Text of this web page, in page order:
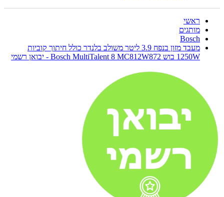
ראשי
מותגים
Bosch
מעבד מזון בנפח 3.9 ליטר משולב בלנדר כולל חיתוך קוביות
1250W בוש Bosch MultiTalent 8 MC812W872 - יבואן רשמי